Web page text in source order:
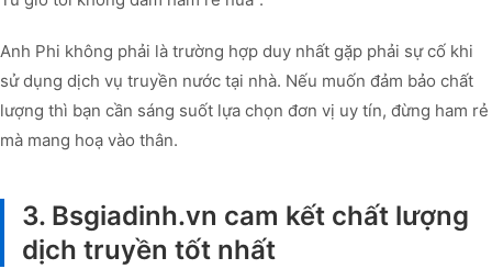
Anh Phi không phải là trường hợp duy nhất gặp phải sự cố khi
sử dụng dịch vụ truyền nước tại nhà. Nếu muốn đảm bảo chất
lượng thì bạn cần sáng suốt lựa chọn đơn vị uy tín, đừng ham rẻ
mà mang hoạ vào thân.
3. Bsgiadinh.vn cam kết chất lượng
dịch truyền tốt nhất